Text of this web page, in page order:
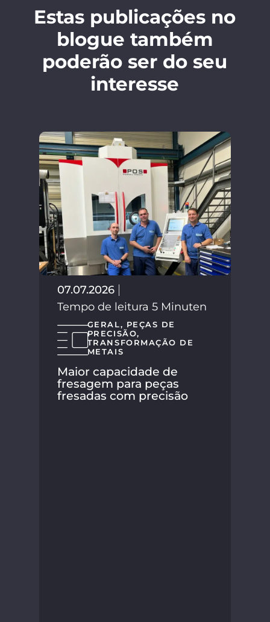
Estas publicações no
blogue também
poderão ser do seu
interesse
07.07.2026
Tempo de leitura 5 Minuten
GERAL, PEÇAS DE
PRECISÃO,
TRANSFORMAÇÃO DE
METAIS
Maior capacidade de
fresagem para peças
fresadas com precisão